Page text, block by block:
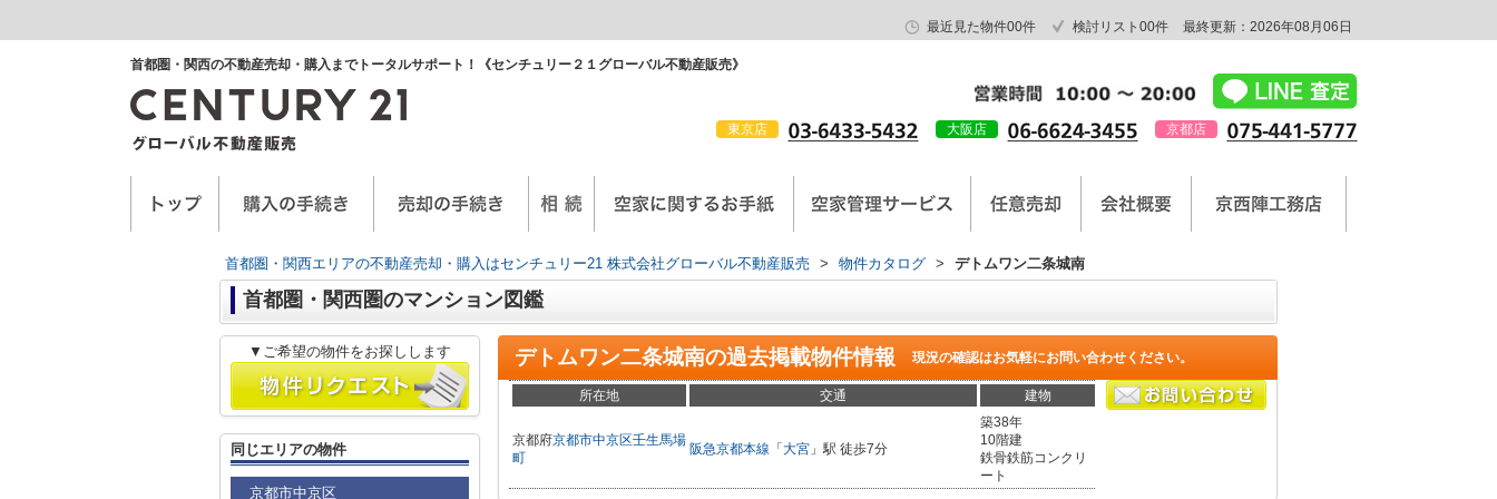
最近見た物件00件 検討リスト 00件 最終更新：2026年08月06日
首都圏・関西の不動産売却・購入までトータルサポート！《センチュリー２１グローバル不動産販売》
東京店 大阪店 京都店
首都圏・関西エリアの不動産売却・購入はセンチュリー21 株式会社グローバル不動産販売 > 物件カタログ > デトムワン二条城南
首都圏・関西圏のマンション図鑑
デトムワン二条城南の過去掲載物件情報 現況の確認はお気軽にお問い合わせください。
所在地 交通 建物
京都府京都市中京区壬生馬場
町
阪急京都本線 「 大宮 」駅 徒歩7分
築38年
10階建
鉄骨鉄筋コンクリ
ート
▼ご希望の物件をお探しします
同じエリアの物件
京都市中京区